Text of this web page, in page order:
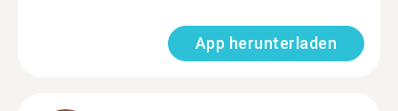
App herunterladen